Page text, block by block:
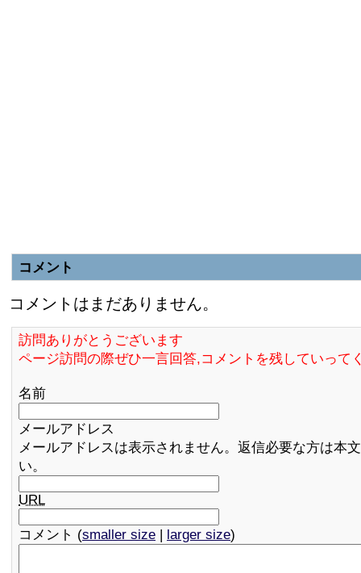
コメント
コメントはまだありません。
訪問ありがとうございます
ページ訪問の際ぜひ一言回答,コメントを残していって
名前
メールアドレス
メールアドレスは表示されません。返信必要な方は本
い。
URL
コメント (smaller size | larger size)